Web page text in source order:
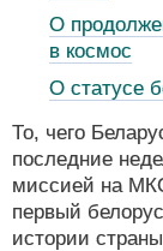
О
в космос
О статусе
То, чего
последние
миссией на
первый
истории